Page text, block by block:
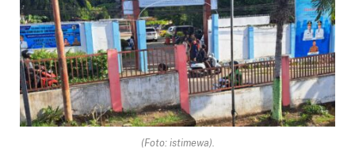
(Foto: istimewa).